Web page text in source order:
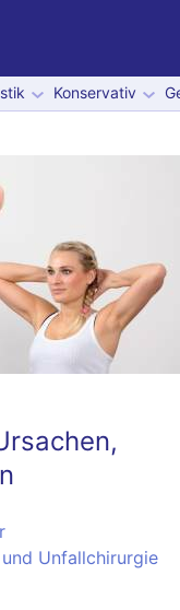
Konservativ
Unfallchirurgie